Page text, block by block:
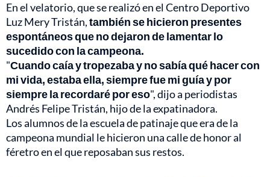
En el velatorio, que se realizó en el Centro Deportivo
Luz Mery Tristán,también se hicieron presentes
espontáneos que no dejaron de lamentar lo
sucedido con la campeona.
"Cuando caía y tropezaba y no sabía qué hacer con
mi vida, estaba ella, siempre fue mi guía y por
siempre la recordaré por eso", dijo a periodistas
Andrés Felipe Tristán, hijo de la expatinadora.
Los alumnos de la escuela de patinaje que era de la
campeona mundial le hicieron una calle de honor al
féretro en el que reposaban sus restos.